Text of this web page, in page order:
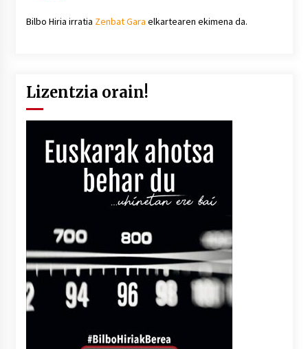
Bilbo Hiria irratia Zenbat Gara elkartearen ekimena da.
Lizentzia orain!